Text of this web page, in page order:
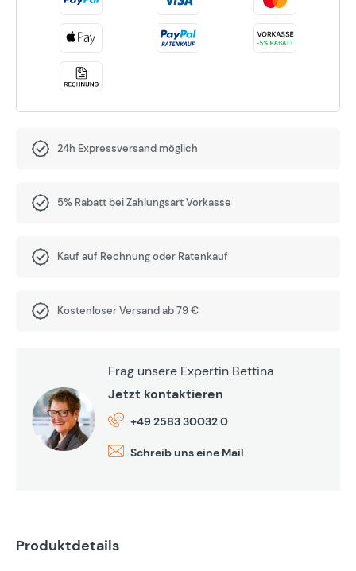
24h Expressversand möglich
5% Rabatt bei Zahlungsart Vorkasse
Kauf auf Rechnung oder Ratenkauf
Kostenloser Versand ab 79 €
Frag unsere Expertin Bettina
Jetzt kontaktieren
+49 2583 30032 0
Schreib uns eine Mail
Produktdetails